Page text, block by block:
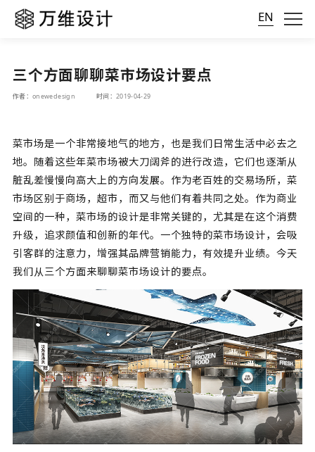
EN
三个方面聊聊菜市场设计要点
作者：onewedesign 时间：2019-04-29
菜市场是一个非常接地气的地方，也是我们日常生活中必去之
地。随着这些年菜市场被大刀阔斧的进行改造，它们也逐渐从
脏乱差慢慢向高大上的方向发展。作为老百姓的交易场所，菜
市场区别于商场，超市，而又与他们有着共同之处。作为商业
空间的一种，菜市场的设计是非常关键的，尤其是在这个消费
升级，追求颜值和创新的年代。一个独特的菜市场设计，会吸
引客群的注意力，增强其品牌营销能力，有效提升业绩。今天
我们从三个方面来聊聊菜市场设计的要点。